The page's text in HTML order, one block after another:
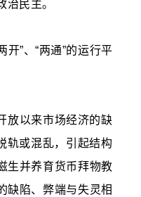
民主。
”、“两通”的运行平
放以来市场经济的缺
轨或混乱，引起结构
生并养育货币拜物教
缺陷、弊端与失灵相